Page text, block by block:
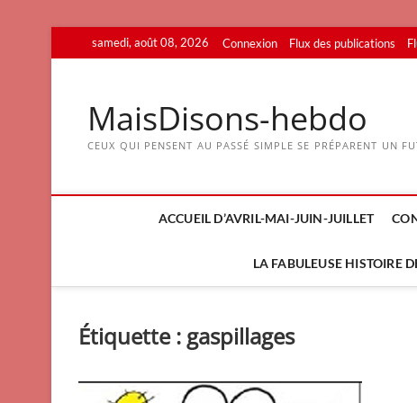
to
samedi, août 08, 2026 Connexion Flux des publications
MaisDisons-hebdo
CEUX QUI PENSENT AU PASSÉ SIMPLE SE PRÉPARENT UN
ACCUEIL D’AVRIL-MAI-JUIN-JUILLET
LA FABULEUSE HISTOIRE
Étiquette : gaspillages